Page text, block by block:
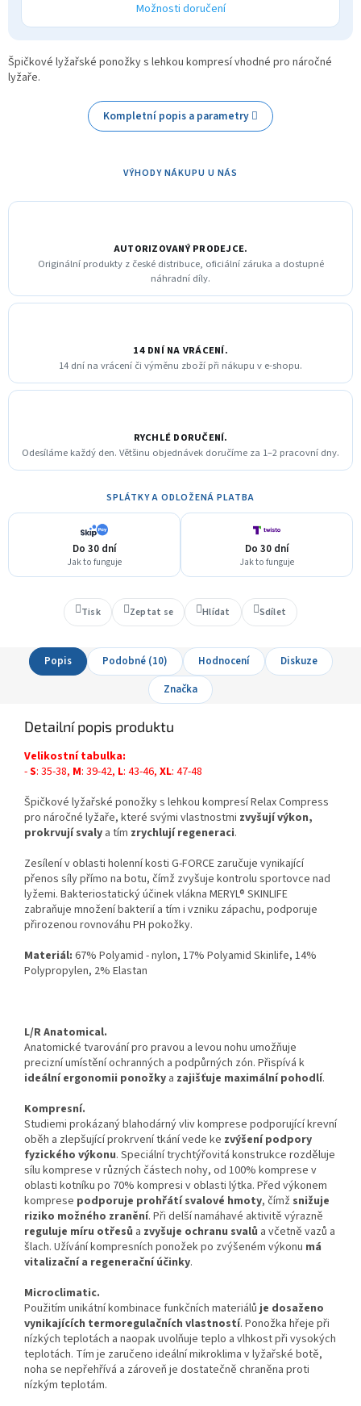
Možnosti doručení
Špičkové lyžařské ponožky s lehkou kompresí vhodné pro náročné
lyžaře.
Kompletní popis a parametry
VÝHODY NÁKUPU U NÁS
AUTORIZOVANÝ PRODEJCE.
Originální produkty z české distribuce, oficiální záruka a dostupné
náhradní díly.
14 DNÍ NA VRÁCENÍ.
14 dní na vrácení či výměnu zboží při nákupu v e-shopu.
RYCHLÉ DORUČENÍ.
Odesíláme každý den. Většinu objednávek doručíme za 1–2 pracovní dny.
SPLÁTKY A ODLOŽENÁ PLATBA
Do 30 dní
Jak to funguje
Do 30 dní
Jak to funguje
Tisk Zeptat se Hlídat Sdílet
Popis Podobné (10) Hodnocení
Diskuze
Značka
Detailní popis produktu
Velikostní tabulka:
-S: 35-38, M: 39-42, L: 43-46, XL: 47-48
Špičkové lyžařské ponožky s lehkou kompresí Relax Compress
pro náročné lyžaře, které svými vlastnostmi zvyšují výkon,
prokrvují svaly a tím zrychlují regeneraci.
Zesílení v oblasti holenní kosti G-FORCE zaručuje vynikající
přenos síly přímo na botu, čímž zvyšuje kontrolu sportovce nad
lyžemi. Bakteriostatický účinek vlákna MERYL® SKINLIFE
zabraňuje množení bakterií a tím i vzniku zápachu, podporuje
přirozenou rovnováhu PH pokožky.
Materiál: 67% Polyamid - nylon, 17% Polyamid Skinlife, 14%
Polypropylen, 2% Elastan
L/R Anatomical.
Anatomické tvarování pro pravou a levou nohu umožňuje
precizní umístění ochranných a podpůrných zón. Přispívá k
ideální ergonomii ponožky a zajišťuje maximální pohodlí.
Kompresní.
Studiemi prokázaný blahodárný vliv komprese podporující krevní
oběh a zlepšující prokrvení tkání vede ke zvýšení podpory
fyzického výkonu. Speciální trychtýřovitá konstrukce rozděluje
sílu komprese v různých částech nohy, od 100% komprese v
oblasti kotníku po 70% kompresi v oblasti lýtka. Před výkonem
komprese podporuje prohřátí svalové hmoty, čímž snižuje
riziko možného zranění. Při delší namáhavé aktivitě výrazně
reguluje míru otřesů a zvyšuje ochranu svalů a včetně vazů a
šlach. Užívání kompresních ponožek po zvýšeném výkonu má
vitalizační a regenerační účinky.
Microclimatic.
Použitím unikátní kombinace funkčních materiálůje dosaženo
vynikajících termoregulačních vlastností. Ponožka hřeje při
nízkých teplotách a naopak uvolňuje teplo a vlhkost při vysokých
teplotách. Tím je zaručeno ideální mikroklima v lyžařské botě,
noha se nepřehřívá a zároveň je dostatečně chraněna proti
nízkým teplotám.